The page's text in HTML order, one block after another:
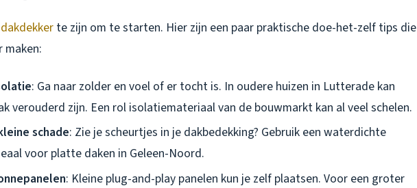
dakdekker te zijn om te starten. Hier zijn een paar praktische doe-het-zelf tips die
maken:
: Ga naar zolder en voel of er tocht is. In oudere huizen in Lutterade kan
verouderd zijn. Een rol isolatiemateriaal van de bouwmarkt kan al veel schelen.
schade: Zie je scheurtjes in je dakbedekking? Gebruik een waterdichte
voor platte daken in Geleen-Noord.
: Kleine plug-and-play panelen kun je zelf plaatsen. Voor een groter